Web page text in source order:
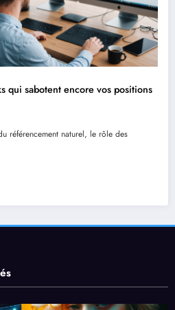
qui sabotent encore vos positions
référencement naturel, le rôle des